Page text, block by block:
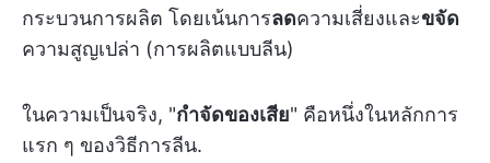
กระบวนการผลิต โดยเน้นการลดความเสี่ยงและขจัด
ความสูญเปล่า (การผลิตแบบลีน)
ในความเป็นจริง, "กำจัดของเสีย" คือหนึ่งในหลักการ
แรก ๆ ของวิธีการลีน.